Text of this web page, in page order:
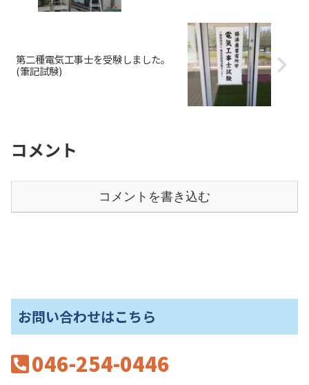
第二種電気工事士を受験しました。
(筆記試験)
コメント
コメントを書き込む
お問い合わせはこちら
046-254-0446